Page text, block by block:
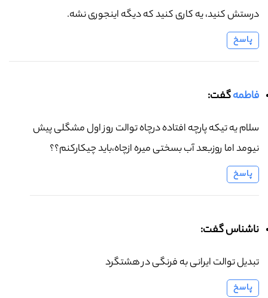
درستش کنید، یه کاری کنید که دیگه اینجوری نشه.
پاسخ
فاطمهگفت:
سلام یه تیکه پارچه افتاده درچاه توالت روز اول مشگلی پیش
نیومد اما روزبعد آب بسختی میره ازچاه،باید چیکارکنم؟؟
پاسخ
ناشناس گفت:
تبدیل توالت ایرانی به فرنگی در هشتگرد
پاسخ